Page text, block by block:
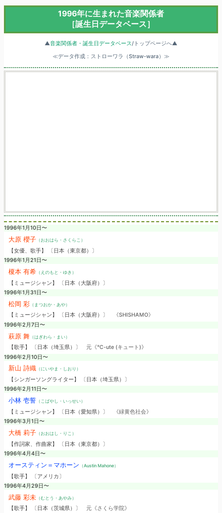
1996年に生まれた音楽関係者
［誕生日データベース］
▲音楽関係者・誕生日データベース/トップページへ▲
≪データ作成：ストローワラ（Straw-wara）≫
1996年1月10日〜
大原 櫻子（おおはら・さくらこ）
【女優、歌手】 〔日本（東京都）〕
1996年1月21日〜
榎本 有希（えのもと・ゆき）
【ミュージシャン】 〔日本（大阪府）〕
1996年1月31日〜
松岡 彩（まつおか・あや）
【ミュージシャン】 〔日本（大阪府）〕
《SHISHAMO》
1996年2月7日〜
萩原 舞（はぎわら・まい）
【歌手】 〔日本（埼玉県）〕 元《℃-ute (キュート)》
1996年2月10日〜
新山 詩織（にいやま・しおり）
【シンガーソングライター】 〔日本（埼玉県）〕
1996年2月11日〜
小林 壱誓（こばやし・いっせい）
【ミュージシャン】 〔日本（愛知県）〕
《緑黄色社会》
1996年3月1日〜
大橋 莉子（おおはし・りこ）
【作詞家、作曲家】 〔日本（東京都）〕
1996年4月4日〜
オースティン＝マホーン （Austin Mahone）
【歌手】 〔アメリカ〕
1996年4月29日〜
武藤 彩未（むとう・あやみ）
【歌手】 〔日本（茨城県）〕 元《さくら学院》